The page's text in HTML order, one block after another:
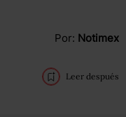
Por: Notimex
Leer después